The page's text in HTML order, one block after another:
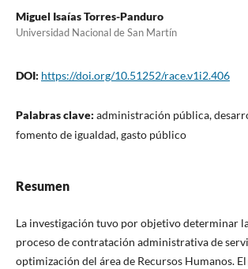
Miguel Isaías Torres-Panduro
Universidad Nacional de San Martín
DOI: https://doi.org/10.51252/race.v1i2.406
Palabras clave: administración pública,
fomento de igualdad, gasto público
Resumen
La investigación tuvo por objetivo determinar
proceso de contratación administrativa de
optimización del área de Recursos Humanos.